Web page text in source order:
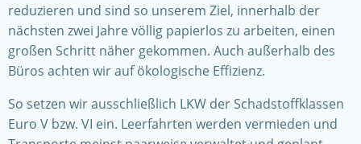
reduzieren und sind so unserem Ziel, innerhalb der
nächsten zwei Jahre völlig papierlos zu arbeiten, einen
großen Schritt näher gekommen. Auch außerhalb des
Büros achten wir auf ökologische Effizienz.
So setzen wir ausschließlich LKW der Schadstoffklassen
Euro V bzw. VI ein. Leerfahrten werden vermieden und